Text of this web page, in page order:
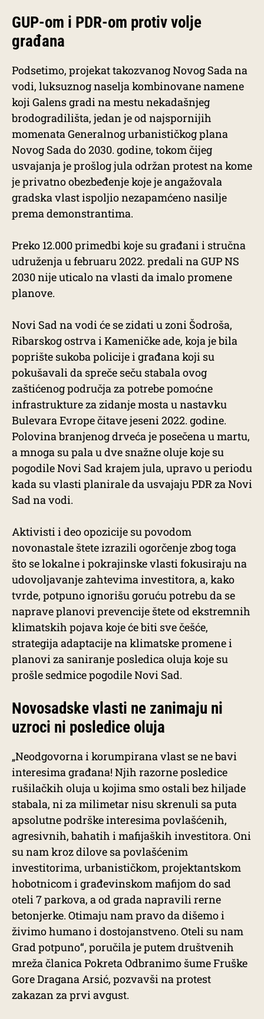
GUP-om i PDR-om protiv volje
građana
Podsetimo, projekat takozvanog Novog Sada na
vodi, luksuznog naselja kombinovane namene
koji Galens gradi na mestu nekadašnjeg
brodogradilišta, jedan je od najspornijih
momenata Generalnog urbanističkog plana
Novog Sada do 2030. godine, tokom čijeg
usvajanja je prošlog jula održan protest na kome
je privatno obezbeđenje koje je angažovala
gradska vlast ispoljio nezapamćeno nasilje
prema demonstrantima.
Preko 12.000 primedbi koje su građani i stručna
udruženja u februaru 2022. predali na GUP NS
2030 nije uticalo na vlasti da imalo promene
planove.
Novi Sad na vodi će se zidati u zoni Šodroša,
Ribarskog ostrva i Kameničke ade, koja je bila
poprište sukoba policije i građana koji su
pokušavali da spreče seču stabala ovog
zaštićenog područja za potrebe pomoćne
infrastrukture za zidanje mosta u nastavku
Bulevara Evrope čitave jeseni 2022. godine.
Polovina branjenog drveća je posečena u martu,
a mnoga su pala u dve snažne oluje koje su
pogodile Novi Sad krajem jula, upravo u periodu
kada su vlasti planirale da usvajaju PDR za Novi
Sad na vodi.
Aktivisti i deo opozicije su povodom
novonastale štete izrazili ogorčenje zbog toga
što se lokalne i pokrajinske vlasti fokusiraju na
udovoljavanje zahtevima investitora, a, kako
tvrde, potpuno ignorišu goruću potrebu da se
naprave planovi prevencije štete od ekstremnih
klimatskih pojava koje će biti sve češće,
strategija adaptacije na klimatske promene i
planovi za saniranje posledica oluja koje su
prošle sedmice pogodile Novi Sad.
Novosadske vlasti ne zanimaju ni
uzroci ni posledice oluja
„Neodgovorna i korumpirana vlast se ne bavi
interesima građana! Njih razorne posledice
rušilačkih oluja u kojima smo ostali bez hiljade
stabala, ni za milimetar nisu skrenuli sa puta
apsolutne podrške interesima povlašćenih,
agresivnih, bahatih i mafijaških investitora. Oni
su nam kroz dilove sa povlašćenim
investitorima, urbanističkom, projektantskom
hobotnicom i građevinskom mafijom do sad
oteli 7 parkova, a od grada napravili rerne
betonjerke. Otimaju nam pravo da dišemo i
živimo humano i dostojanstveno. Oteli su nam
Grad potpuno“, poručila je putem društvenih
mreža članica Pokreta Odbranimo šume Fruške
Gore Dragana Arsić, pozvavši na protest
zakazan za prvi avgust.